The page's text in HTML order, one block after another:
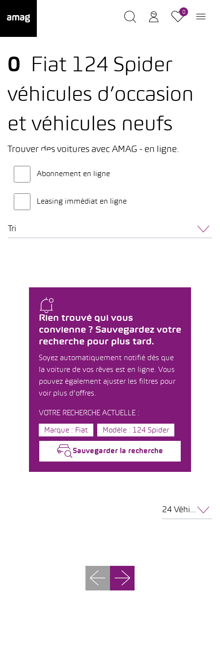
0
0
Fiat 124 Spider
véhicules d’occasion
et véhicules neufs
Trouver des voitures avec AMAG - en ligne.
Abonnement en ligne
Leasing immédiat en ligne
Tri
Rien trouvé qui vous
convienne ? Sauvegardez votre
recherche pour plus tard.
Soyez automatiquement notifié dès que
la voiture de vos rêves est en ligne. Vous
pouvez également ajuster les filtres pour
voir plus d'offres.
VOTRE RECHERCHE ACTUELLE :
Marque : Fiat Modèle : 124 Spider
Sauvegarder la recherche
24 Véhicules par page